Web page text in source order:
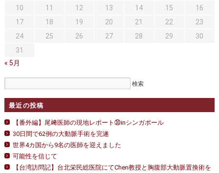
10
11 12 13 14 15
16
17
18 19 20 21 22
23
24
25 26 27 28 29
30
31
« 5月
最近の投稿
【番外編】尾﨑医師の現地レポート㉚inシンガポール
30日間で62例の大動脈手術を完遂
世界4カ国から9名の医師を迎えました
可能性を信じて
【台湾訪問記】台北栄民総医院にてChen教授と胸腹部大動脈置換術を